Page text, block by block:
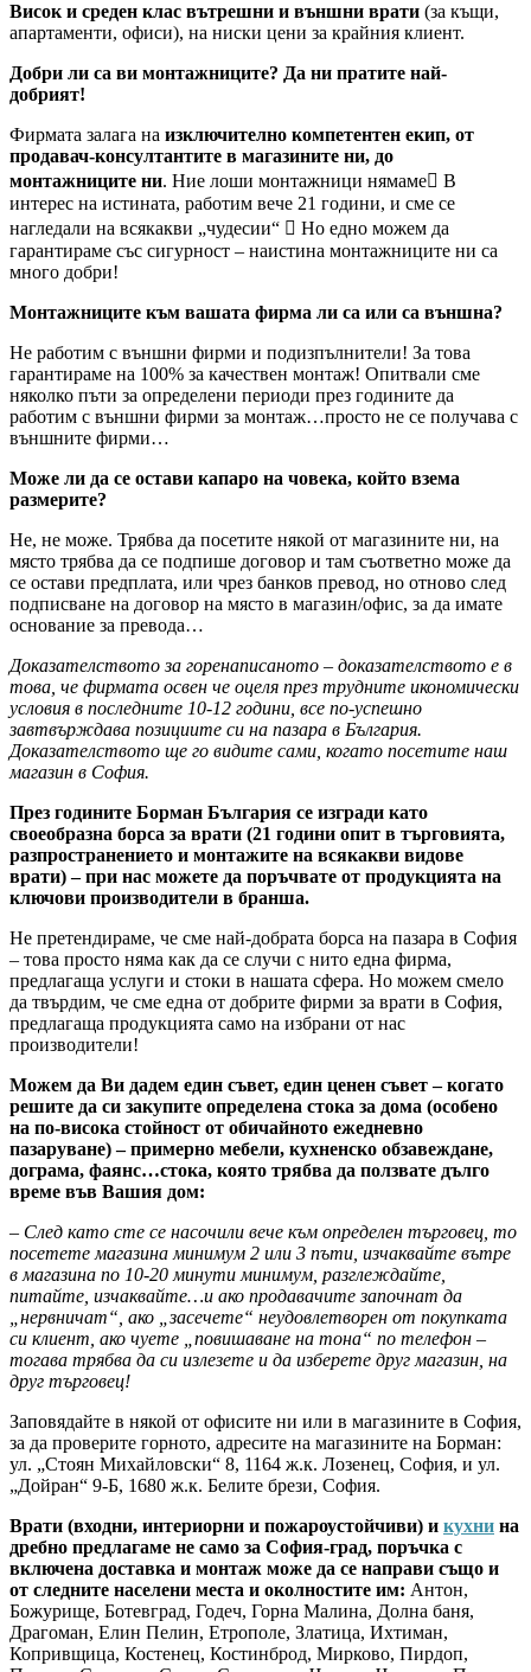
Висок и среден клас вътрешни и външни врати (за къщи,
апартаменти, офиси), на ниски цени за крайния клиент.
Добри ли са ви монтажниците? Да ни пратите най-
добрият!
Фирмата залага на изключително компетентен екип, от
продавач-консултантите в магазините ни, до
монтажниците ни. Ние лоши монтажници нямаме В
интерес на истината, работим вече 21 години, и сме се
нагледали на всякакви „чудесии“  Но едно можем да
гарантираме със сигурност – наистина монтажниците ни са
много добри!
Монтажниците към вашата фирма ли са или са външна?
Не работим с външни фирми и подизпълнители! За това
гарантираме на 100% за качествен монтаж! Опитвали сме
няколко пъти за определени периоди през годините да
работим с външни фирми за монтаж…просто не се получава с
външните фирми…
Може ли да се остави капаро на човека, който взема
размерите?
Не, не може. Трябва да посетите някой от магазините ни, на
място трябва да се подпише договор и там съответно може да
се остави предплата, или чрез банков превод, но отново след
подписване на договор на място в магазин/офис, за да имате
основание за превода…
Доказателството за горенаписаното – доказателството е в
това, че фирмата освен че оцеля през трудните икономически
условия в последните 10-12 години, все по-успешно
завтвърждава позициите си на пазара в България.
Доказателството ще го видите сами, когато посетите наш
магазин в София.
През годините Борман България се изгради като
своеобразна борса за врати (21 години опит в търговията,
разпространението и монтажите на всякакви видове
врати) – при нас можете да поръчвате от продукцията на
ключови производители в бранша.
Не претендираме, че сме най-добрата борса на пазара в София
– това просто няма как да се случи с нито една фирма,
предлагаща услуги и стоки в нашата сфера. Но можем смело
да твърдим, че сме една от добрите фирми за врати в София,
предлагаща продукцията само на избрани от нас
производители!
Можем да Ви дадем един съвет, един ценен съвет – когато
решите да си закупите определена стока за дома (особено
на по-висока стойност от обичайното ежедневно
пазаруване) – примерно мебели, кухненско обзавеждане,
дограма, фаянс…стока, която трябва да ползвате дълго
време във Вашия дом:
– След като сте се насочили вече към определен търговец, то
посетете магазина минимум 2 или 3 пъти, изчаквайте вътре
в магазина по 10-20 минути минимум, разглеждайте,
питайте, изчаквайте…и ако продавачите започнат да
„нервничат“, ако „засечете“ неудовлетворен от покупката
си клиент, ако чуете „повишаване на тона“ по телефон –
тогава трябва да си излезете и да изберете друг магазин, на
друг търговец!
Заповядайте в някой от офисите ни или в магазините в София,
за да проверите горното, адресите на магазините на Борман:
ул. „Стоян Михайловски“ 8, 1164 ж.к. Лозенец, София, и ул.
„Дойран“ 9-Б, 1680 ж.к. Белите брези, София.
Врати (входни, интериорни и пожароустойчиви) и кухни на
дребно предлагаме не само за София-град, поръчка с
включена доставка и монтаж може да се направи също и
от следните населени места и околностите им: Антон,
Божурище, Ботевград, Годеч, Горна Малина, Долна баня,
Драгоман, Елин Пелин, Етрополе, Златица, Ихтиман,
Копривщица, Костенец, Костинброд, Мирково, Пирдоп,